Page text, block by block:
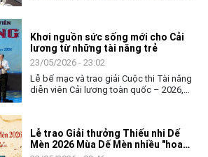
càng có ý nghĩa quan trọng. Với tinh thần
chủ động thích ứng và đổi mới, ngày
02/6, Cục Nghệ thuật biểu diễn đã tổ
chức chương trình tập huấn, bồi dưỡng
về chuyển đổi số và ứng dụng AI cho
toàn thể lãnh đạo, công chức và người
Khơi nguồn sức sống mới cho Cải
lương từ những tài năng trẻ
23/05/2026 - 23:02
Lễ bế mạc và trao giải Cuộc thi Tài năng
diễn viên Cải lương toàn quốc – 2026,
giữ và làm mới nghệ thuật Cải lương
trong đời sống đương đại.
Lễ trao Giải thưởng Thiếu nhi Dế
Mèn 2026 Mùa Dế Mèn nhiều "hoa